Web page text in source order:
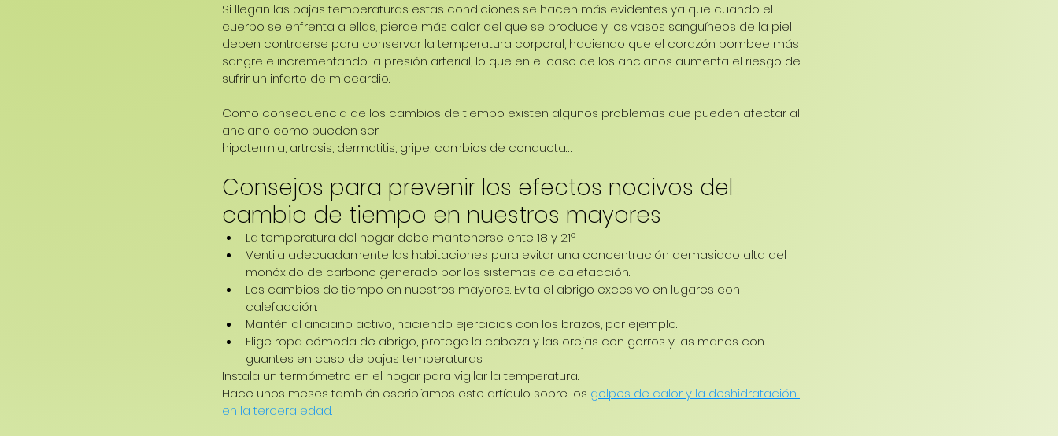
Si llegan las bajas temperaturas estas condiciones se hacen más evidentes ya que cuando el
cuerpo se enfrenta a ellas, pierde más calor del que se produce y los vasos sanguíneos de la piel
deben contraerse para conservar la temperatura corporal, haciendo que el corazón bombee más
sangre e incrementando la presión arterial, lo que en el caso de los ancianos aumenta el riesgo de
sufrir un infarto de miocardio.
Como consecuencia de los cambios de tiempo existen algunos problemas que pueden afectar al
anciano como pueden ser:
hipotermia, artrosis, dermatitis, gripe, cambios de conducta…
Consejos para prevenir los efectos nocivos del
cambio de tiempo en nuestros mayores
La temperatura del hogar debe mantenerse ente 18 y 21º
Ventila adecuadamente las habitaciones para evitar una concentración demasiado alta del
monóxido de carbono generado por los sistemas de calefacción.
Los cambios de tiempo en nuestros mayores. Evita el abrigo excesivo en lugares con
calefacción.
Mantén al anciano activo, haciendo ejercicios con los brazos, por ejemplo.
Elige ropa cómoda de abrigo, protege la cabeza y las orejas con gorros y las manos con
guantes en caso de bajas temperaturas.
Instala un termómetro en el hogar para vigilar la temperatura.
Hace unos meses también escribíamos este artículo sobre los golpes de calor y la deshidratación
en la tercera edad.